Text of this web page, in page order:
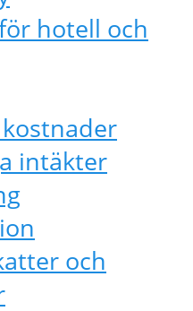
hotell och
intäkter
och